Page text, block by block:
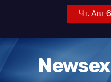
т
Чт. Авг